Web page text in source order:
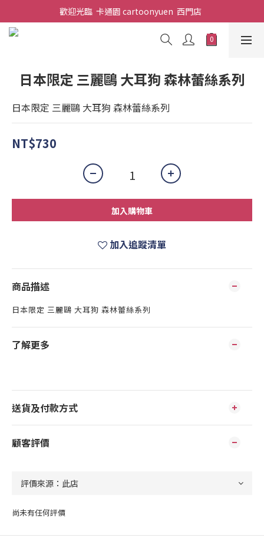
歡迎光臨  卡通園 cartoonyuen  西門店
日本限定 三麗鷗 大耳狗 森林蕾絲系列
日本限定 三麗鷗 大耳狗 森林蕾絲系列
NT$730
加入購物車
加入追蹤清單
商品描述
日本限定 三麗鷗 大耳狗 森林蕾絲系列
了解更多
送貨及付款方式
顧客評價
尚未有任何評價